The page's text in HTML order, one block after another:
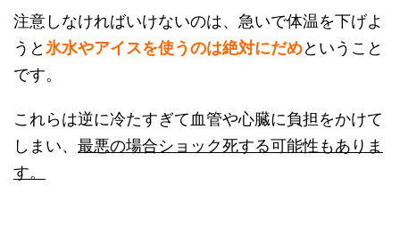
注意しなければいけないのは、急いで体温を下げよ
うと氷水やアイスを使うのは絶対にだめということ
です。
これらは逆に冷たすぎて血管や心臓に負担をかけて
しまい、 最悪の場合ショック死する可能性もありま
す。